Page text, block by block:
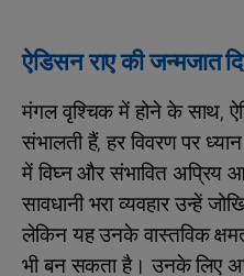
ऐडिसन राए की जन्मजात
मंगल वृश्चिक में होने के साथ,
संभालती हैं, हर विवरण पर
में विघ्न और संभावित अप्रिय
सावधानी भरा व्यवहार उन्हें
लेकिन यह उनके वास्तविक
भी बन सकता है। उनके लिए